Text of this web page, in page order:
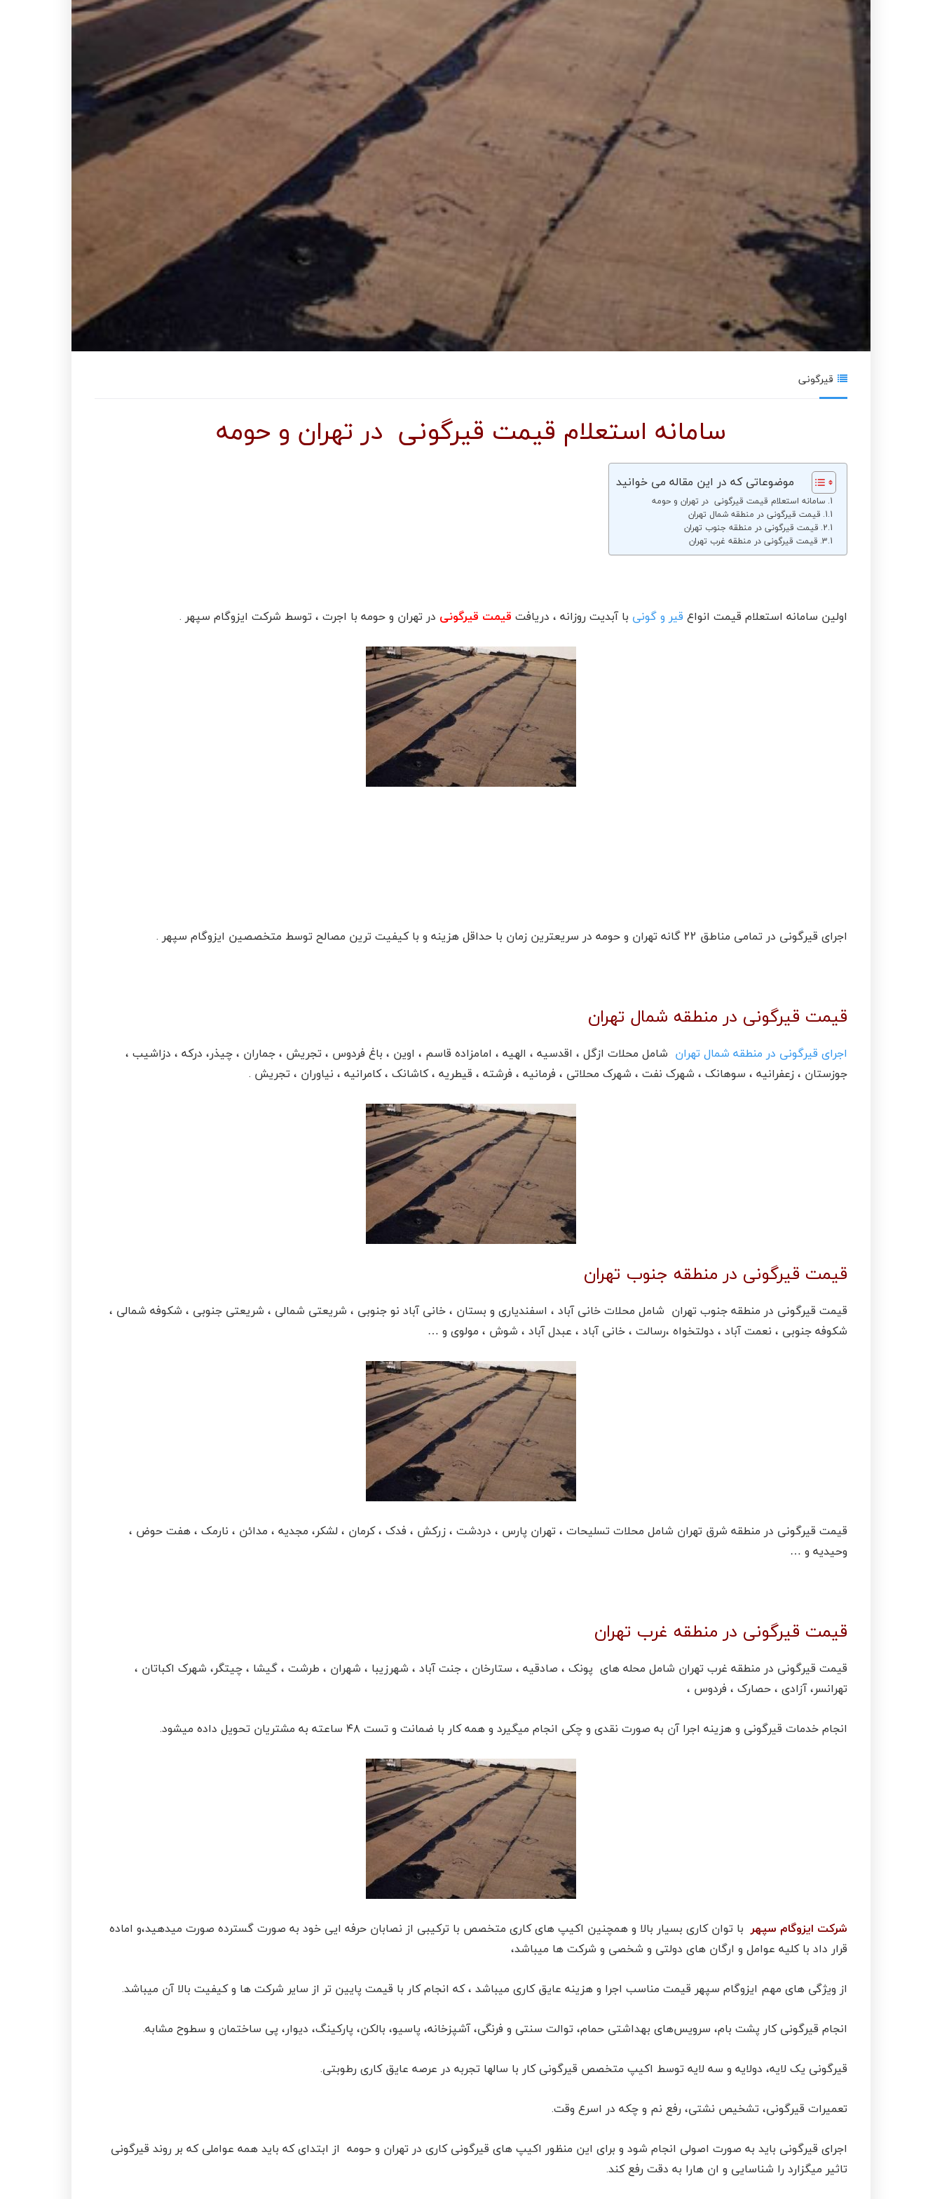
قیرگونی
سامانه استعلام قیمت قیرگونی در تهران و حومه
موضوعاتی که در این مقاله می خوانید
سامانه استعلام قیمت قیرگونی در تهران و حومه
قیمت قیرگونی در منطقه شمال تهران
قیمت قیرگونی در منطقه جنوب تهران
قیمت قیرگونی در منطقه غرب تهران
اولین سامانه استعلام قیمت انواع قیر و گونی با آبدیت روزانه ، دریافت قیمت قیرگونی در تهران و حومه با اجرت ، توسط شرکت ایزوگام سپهر .
اجرای قیرگونی در تمامی مناطق 22 گانه تهران و حومه در سریعترین زمان با حداقل هزینه و با کیفیت ترین مصالح توسط متخصصین ایزوگام سپهر .
قیمت قیرگونی در منطقه شمال تهران
اجرای قیرگونی در منطقه شمال تهران شامل محلات ازگل ، اقدسیه ، الهیه ، امامزاده قاسم ، اوین ، باغ فردوس ، تجریش ، جماران ، چیذر، درکه ، دزاشیب ،
جوزستان ، زعفرانیه ، سوهانک ، شهرک نفت ، شهرک محلاتی ، فرمانیه ، فرشته ، قیطریه ، کاشانک ، کامرانیه ، نیاوران ، تجریش .
قیمت قیرگونی در منطقه جنوب تهران
قیمت قیرگونی در منطقه جنوب تهران شامل محلات خانی آباد ، اسفندیاری و بستان ، خانی آباد نو جنوبی ، شریعتی شمالی ، شریعتی جنوبی ، شکوفه شمالی ،
شکوفه جنوبی ، نعمت آباد ، دولتخواه ،رسالت ، خانی آباد ، عبدل آباد ، شوش ، مولوی و …
قیمت قیرگونی در منطقه شرق تهران شامل محلات تسلیحات ، تهران پارس ، دردشت ، زرکش ، فدک ، کرمان ، لشکر، مجدیه ، مدائن ، نارمک ، هفت حوض ،
وحیدیه و …
قیمت قیرگونی در منطقه غرب تهران
قیمت قیرگونی در منطقه غرب تهران شامل محله های پونک ، صادقیه ، ستارخان ، جنت آباد ، شهرزیبا ، شهران ، طرشت ، گیشا ، چیتگر، شهرک اکباتان ،
تهرانسر، آزادی ، حصارک ، فردوس ،
انجام خدمات قیرگونی و هزینه اجرا آن به صورت نقدی و چکی انجام میگیرد و همه کار با ضمانت و تست ۴۸ ساعته به مشتریان تحویل داده میشود.
شرکت ایزوگام سپهربا توان کاری بسیار بالا و همچنین اکیپ های کاری متخصص با ترکیبی از نصابان حرفه ایی خود به صورت گسترده صورت میدهید،و اماده
قرار داد با کلیه عوامل و ارگان های دولتی و شخصی و شرکت ها میباشد،
از ویژگی های مهم ایزوگام سپهر قیمت مناسب اجرا و هزینه عایق کاری میباشد ، که انجام کار با قیمت پایین تر از سایر شرکت ها و کیفیت بالا آن میباشد.
انجام قیرگونی کار پشت بام، سرویس‌های بهداشتی حمام، توالت سنتی و فرنگی، آشپزخانه، پاسیو، بالکن، پارکینگ، دیوار، پی ساختمان و سطوح مشابه.
قیرگونی یک لایه، دولایه و سه لایه توسط اکیپ متخصص قیرگونی کار با سالها تجربه در عرصه عایق کاری رطوبتی.
تعمیرات قیرگونی، تشخیص نشتی، رفع نم و چکه در اسرع وقت.
اجرای قیرگونی باید به صورت اصولی انجام شود و برای این منظور اکیپ های قیرگونی کاری در تهران و حومه از ابتدای که باید همه عواملی که بر روند قیرگونی
تاثیر میگزارد را شناسایی و ان هارا به دقت رفع کند.